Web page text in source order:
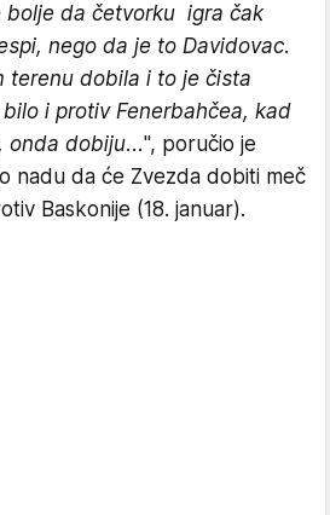
bolje da četvorku igra čak
nego da je to Davidovac.
terenu dobila i to je čista
i protiv Fenerbahčea, kad
onda dobiju...", poručio je
nadu da će Zvezda dobiti meč
Baskonije (18. januar).